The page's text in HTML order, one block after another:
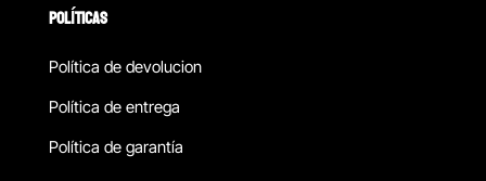
POLÍTICAS
Política de devolucion
Política de entrega
Política de garantía